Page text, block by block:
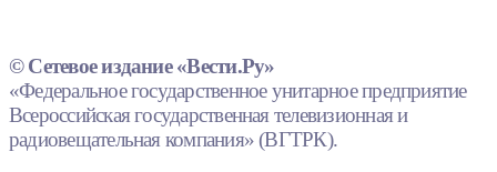
© Сетевое издание «Вести.Ру»
«Федеральное государственное унитарное предприятие
Всероссийская государственная телевизионная и
радиовещательная компания» (ВГТРК).